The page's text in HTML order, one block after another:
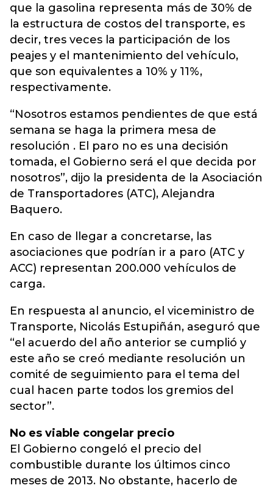
que la gasolina representa más de 30% de
la estructura de costos del transporte, es
decir, tres veces la participación de los
peajes y el mantenimiento del vehículo,
que son equivalentes a 10% y 11%,
respectivamente.
“Nosotros estamos pendientes de que está
semana se haga la primera mesa de
resolución . El paro no es una decisión
tomada, el Gobierno será el que decida por
nosotros”, dijo la presidenta de la Asociación
de Transportadores (ATC), Alejandra
Baquero.
En caso de llegar a concretarse, las
asociaciones que podrían ir a paro (ATC y
ACC) representan 200.000 vehículos de
carga.
En respuesta al anuncio, el viceministro de
Transporte, Nicolás Estupiñán, aseguró que
“el acuerdo del año anterior se cumplió y
este año se creó mediante resolución un
comité de seguimiento para el tema del
cual hacen parte todos los gremios del
sector”.
No es viable congelar precio
El Gobierno congeló el precio del
combustible durante los últimos cinco
meses de 2013. No obstante, hacerlo de